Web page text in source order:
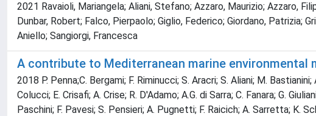
2021 Ravaioli, Mariangela; Aliani, Stefano; Azzaro, Maurizio; Azzaro,
Dunbar, Robert; Falco, Pierpaolo; Giglio, Federico; Giordano, Patrizia;
Aniello; Sangiorgi, Francesca
A contribute to Mediterranean marine
2018 P. Penna;C. Bergami; F. Riminucci; S. Aracri; S. Aliani; M.
Colucci; E. Crisafi; A. Crise; R. D'Adamo; A.G. di Sarra; C. Fanara; G.
Paschini; F. Pavesi; S. Pensieri; A. Pugnetti; F. Raicich; A. Sarretta; K.